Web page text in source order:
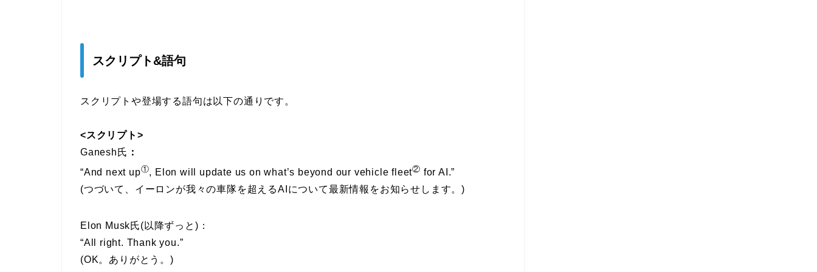
スクリプト&語句
スクリプトや登場する語句は以下の通りです。
<スクリプト>
Ganesh氏 ：
“And next up①, Elon will update us on what’s beyond our vehicle fleet② for AI.”
(つづいて、イーロンが我々の車隊を超えるAIについて最新情報をお知らせします。)
Elon Musk氏(以降ずっと)：
“All right. Thank you.”
(OK。ありがとう。)